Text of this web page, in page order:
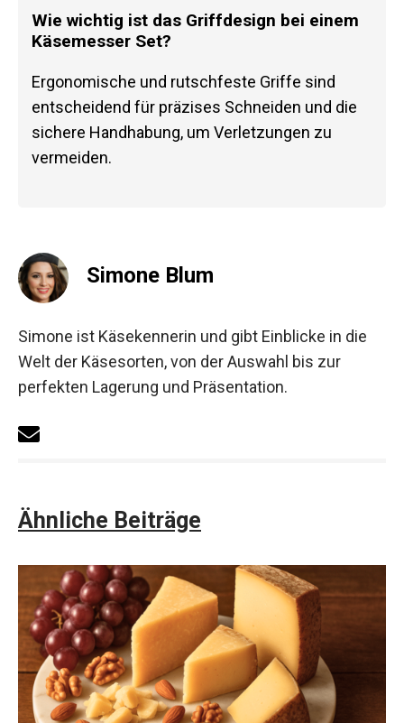
Wie wichtig ist das Griffdesign bei einem
Käsemesser Set?
Ergonomische und rutschfeste Griffe sind
entscheidend für präzises Schneiden und die
sichere Handhabung, um Verletzungen zu
vermeiden.
Simone Blum
Simone ist Käsekennerin und gibt Einblicke in die
Welt der Käsesorten, von der Auswahl bis zur
perfekten Lagerung und Präsentation.
Ähnliche Beiträge